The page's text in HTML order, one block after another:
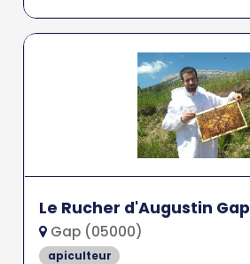
Le Rucher d'Augustin Gap
Gap (05000)
apiculteur